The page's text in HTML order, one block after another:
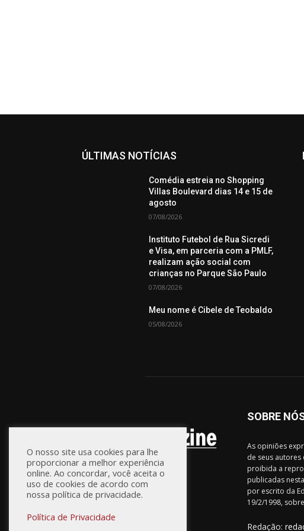
ÚLTIMAS NOTÍCIAS
Comédia estreia no Shopping
Villas Boulevard dias 14 e 15 de
agosto
07/08/2026
Instituto Futebol de Rua Sicredi
e Visa, em parceria com a PMLF,
realizam ação social com
crianças no Parque São Paulo
07/08/2026
Meu nome é Cibele de Teobaldo
05/08/2026
SOBRE
As opiniões
de seus autores
proibida a
publicadas
por escrito da
19/2/1998,
Redação:
O nosso site usa cookies para lhe
proporcionar a melhor experiência
online. Ao concordar, você aceita o
uso de cookies de acordo com
nossa política de privacidade.
Política de Privacidade